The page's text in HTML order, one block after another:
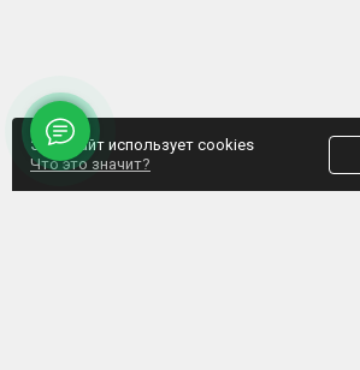
Этот сайт использует cookies
Что это значит?